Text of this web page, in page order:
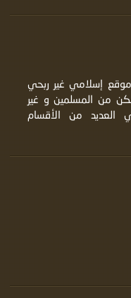
إسلامي غير ربحي
من المسلمين و غير
العديد من الأقسام